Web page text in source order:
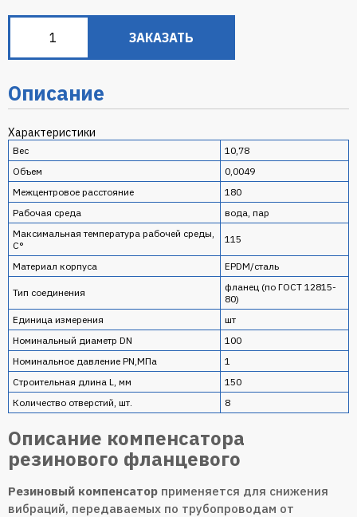
ЗАКАЗАТЬ
Описание
Характеристики
Вес
10,78
Объем
0,0049
Межцентровое расстояние
180
Рабочая среда
вода, пар
Максимальная температура рабочей среды,
С°
115
Материал корпуса EPDM/сталь
Тип соединения
фланец (по ГОСТ 12815-
80)
Единица измерения
шт
Номинальный диаметр DN
100
Номинальное давление PN,МПа
1
Строительная длина L, мм
150
Количество отверстий, шт.
8
Описание компенсатора
резинового фланцевого
Резиновый компенсатор применяется для снижения
вибраций, передаваемых по трубопроводам от